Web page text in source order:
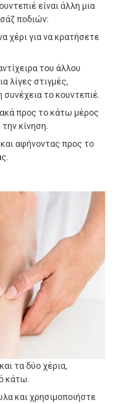
είναι άλλη μια
ποδιών:
χέρι για να κρατήσετε
του άλλου
λίγες στιγμές,
το κουντεπιέ.
προς το κάτω μέρος
κίνηση.
αφήνοντας προς το
τα δύο χέρια,
κάτω.
και χρησιμοποιήστε